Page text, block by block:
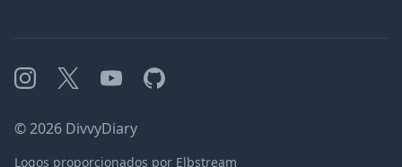
Instagram
X YouTubeGitHub
©2026 DivvyDiary
Logos proporcionados por Elbstream